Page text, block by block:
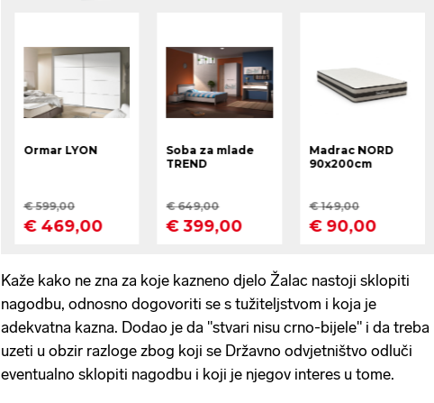
Kaže kako ne zna za koje kazneno djelo Žalac nastoji sklopiti
nagodbu, odnosno dogovoriti se s tužiteljstvom i koja je
adekvatna kazna. Dodao je da "stvari nisu crno-bijele" i da treba
uzeti u obzir razloge zbog koji se Državno odvjetništvo odluči
eventualno sklopiti nagodbu i koji je njegov interes u tome.